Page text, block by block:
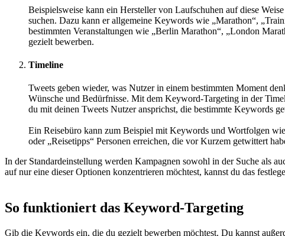
Beispielsweise kann ein Hersteller von Laufschuhen auf diese
suchen. Dazu kann er allgemeine Keywords wie „Marathon“,
bestimmten Veranstaltungen wie „Berlin Marathon“, „London
gezielt bewerben.
Timeline
Tweets geben wieder, was Nutzer in einem bestimmten Moment
Wünsche und Bedürfnisse. Mit dem Keyword-Targeting in der
du mit deinen Tweets Nutzer ansprichst, die bestimmte Keywords
Ein Reisebüro kann zum Beispiel mit Keywords und Wortfolgen
oder „Reisetipps“ Personen erreichen, die vor Kurzem getwittert
In der Standardeinstellung werden Kampagnen sowohl in der Suche als
auf nur eine dieser Optionen konzentrieren möchtest, kannst du das
So funktioniert das Keyword-Targeting
Gib die Keywords ein, die du gezielt bewerben möchtest. Du kannst